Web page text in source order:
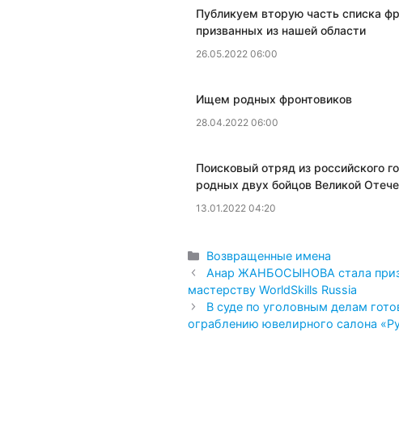
Публикуем вторую часть списка
призванных из нашей области
26.05.2022 06:00
Ищем родных фронтовиков
28.04.2022 06:00
Поисковый отряд из российского
родных двух бойцов Великой
13.01.2022 04:20
Рубрики
Возвращенные имена
Анар ЖАНБОСЫНОВА стала
мастерству WorldSkills Russia
В суде по уголовным делам
ограблению ювелирного салона